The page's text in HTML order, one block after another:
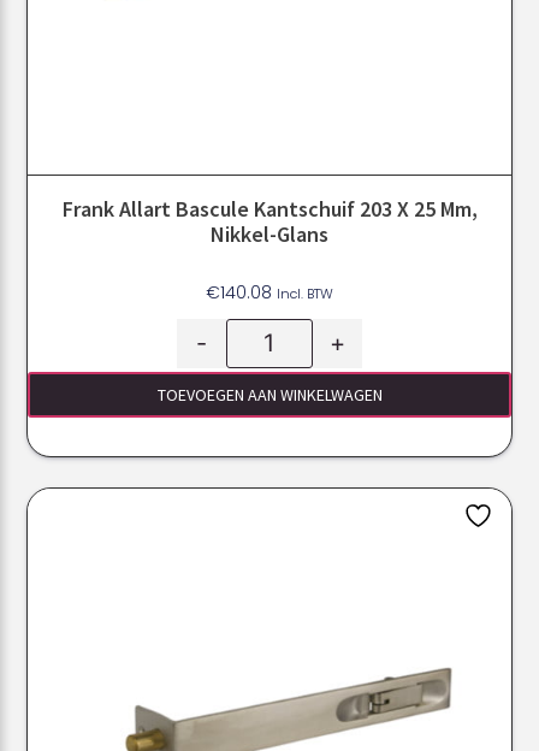
Frank Allart Bascule Kantschuif 203 X 25 Mm,
Nikkel-Glans
€140.08 Incl. BTW
- +
TOEVOEGEN AAN WINKELWAGEN